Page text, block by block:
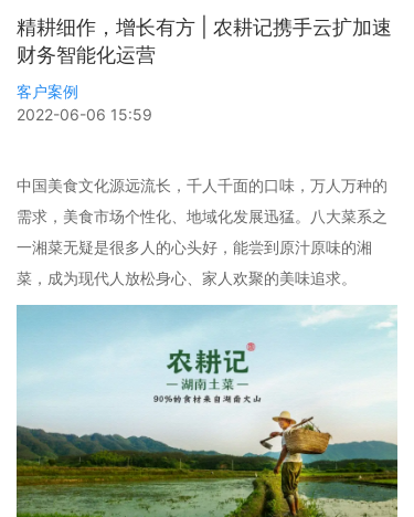
精耕细作，增长有方 | 农耕记携手云扩加速
财务智能化运营
客户案例
2022-06-06 15:59
中国美食文化源远流长，千人千面的口味，万人万种的
需求，美食市场个性化、地域化发展迅猛。八大菜系之
一湘菜无疑是很多人的心头好，能尝到原汁原味的湘
菜，成为现代人放松身心、家人欢聚的美味追求。